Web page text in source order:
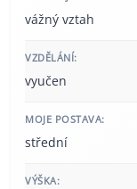
vážný vztah
VZDĚLÁNÍ:
vyučen
MOJE POSTAVA:
střední
VÝŠKA: